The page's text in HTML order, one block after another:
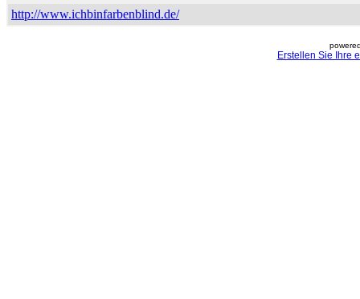
http://www.ichbinfarbenblind.de/
Erstellen Sie Ihre